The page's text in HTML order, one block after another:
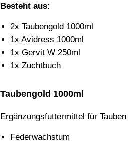
Besteht aus:
2x Taubengold 1000ml
1x Avidress 1000ml
1x Gervit W 250ml
1x Zuchtbuch
Taubengold 1000ml
Ergänzungsfuttermittel für Tauben
Federwachstum